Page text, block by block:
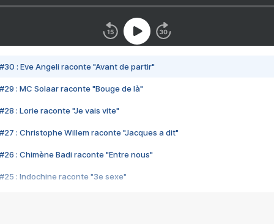
#30 : Eve Angeli raconte "Avant de partir"
#29 : MC Solaar raconte "Bouge de là"
#28 : Lorie raconte "Je vais vite"
#27 : Christophe Willem raconte "Jacques a dit"
#26 : Chimène Badi raconte "Entre nous"
#25 : Indochine raconte "3e sexe"